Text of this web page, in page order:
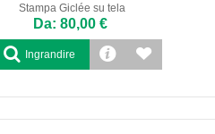
Stampa Giclée su tela
Da: 80,00 €
Ingrandire